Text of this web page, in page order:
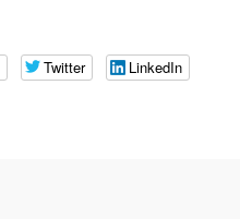
Twitter LinkedIn